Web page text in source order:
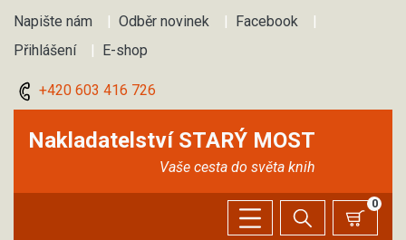
Napište nám | Odběr novinek | Facebook
|
Přihlášení
| E-shop
+420 603 416 726
Nakladatelství STARÝ MOST
Vaše cesta do světa knih
0